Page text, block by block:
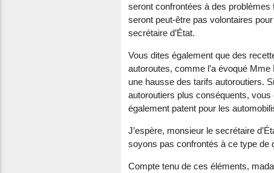
seront confrontées à des
seront peut-être pas volontaires
secrétaire d’État.
Vous dites également que des
autoroutes, comme l’a évoqué
une hausse des tarifs autoroutiers.
autoroutiers plus conséquents,
également patent pour les
J’espère, monsieur le secrétaire
soyons pas confrontés à ce type de
Compte tenu de ces éléments,